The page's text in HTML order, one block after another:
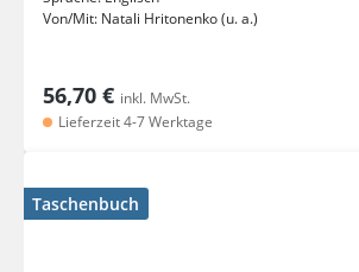
Von/Mit: Natali Hritonenko (u. a.)
56,70 € inkl. MwSt.
Lieferzeit 4-7 Werktage
Taschenbuch